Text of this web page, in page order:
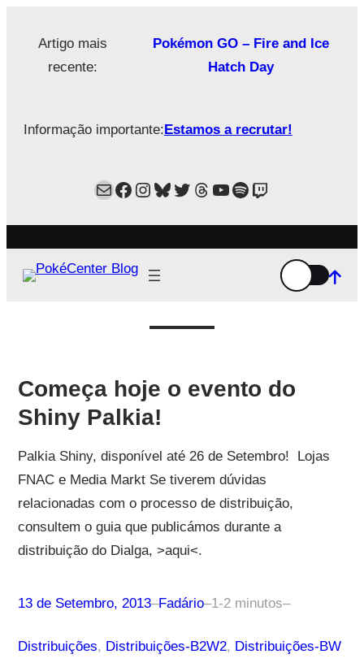
Artigo mais
recente:
Pokémon GO – Fire and Ice
Hatch Day
Informação importante:Estamos a recrutar!
MailFacebook
Instagram
Bluesky
Twitter
Estamos no Threads!
YouTube
Spotify
Twitch
Começa hoje o evento do
Shiny Palkia!
Palkia Shiny, disponível até 26 de Setembro! Lojas
FNAC e Media Markt Se tiverem dúvidas
relacionadas com o processo de distribuição,
consultem o guia que publicámos durante a
distribuição do Dialga, >aqui<.
13 de Setembro, 2013–Fadário–1-2 minutos–
Distribuições, Distribuições-B2W2, Distribuições-BW